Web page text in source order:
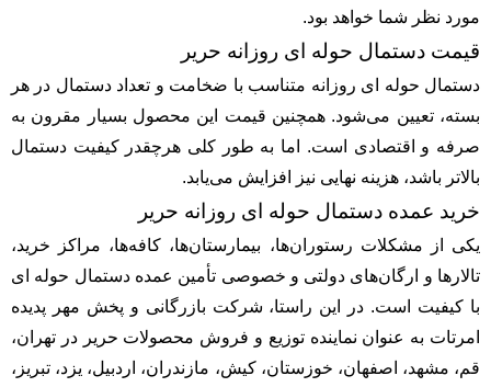
مورد نظر شما خواهد بود.
قیمت دستمال حوله ای روزانه حریر
دستمال حوله ای روزانه متناسب با ضخامت و تعداد دستمال در هر
بسته، تعیین می‌شود. همچنین قیمت این محصول بسیار مقرون به
صرفه و اقتصادی است. اما به طور کلی هرچقدر کیفیت دستمال
بالاتر باشد، هزینه نهایی نیز افزایش می‌یابد.
خرید عمده دستمال حوله ای روزانه حریر
یکی از مشکلات رستوران‌ها، بیمارستان‌ها، کافه‌ها، مراکز خرید،
تالارها و ارگان‌های دولتی و خصوصی تأمین عمده دستمال حوله ای
با کیفیت است. در این راستا، شرکت بازرگانی و پخش مهر پدیده
امرتات به عنوان نماینده توزیع و فروش محصولات حریر در تهران،
قم، مشهد، اصفهان، خوزستان، کیش، مازندران، اردبیل، یزد، تبریز،